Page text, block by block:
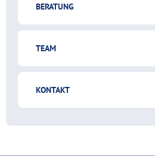
BERATUNG
TEAM
KONTAKT